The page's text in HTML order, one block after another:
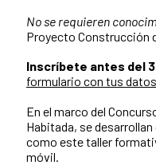
No se requieren
Proyecto Construcción
Inscríbete antes del
formulario con tus
En el marco del
Habitada, se
como este taller
móvil.